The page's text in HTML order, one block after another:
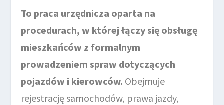
To praca urzędnicza oparta na
procedurach, w której łączy się obsługę
mieszkańców z formalnym
prowadzeniem spraw dotyczących
pojazdów i kierowców. Obejmuje
rejestrację samochodów, prawa jazdy,